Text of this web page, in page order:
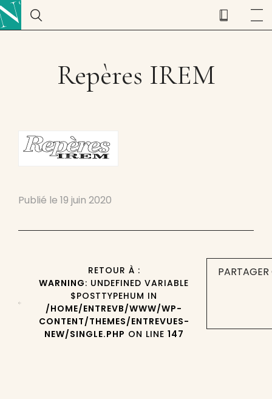
Repères IREM
Publié le 19 juin 2020
RETOUR À :
WARNING: UNDEFINED VARIABLE
$POSTTYPEHUM IN
/HOME/ENTREVB/WWW/WP-
CONTENT/THEMES/ENTREVUES-
NEW/SINGLE.PHP ON LINE 147